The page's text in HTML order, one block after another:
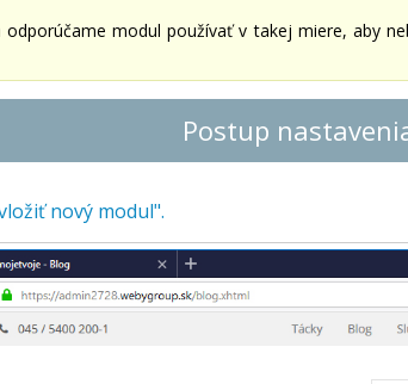
modul používať v takej miere, aby
Postup
nový modul".